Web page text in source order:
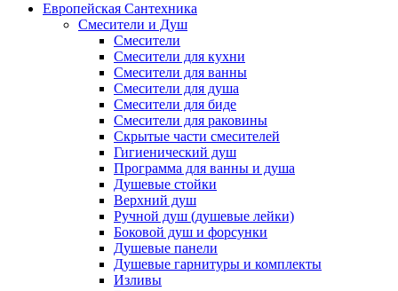
Европейская Сантехника
Смесители и Душ
Смесители
Смесители для кухни
Смесители для ванны
Смесители для душа
Смесители для биде
Смесители для раковины
Скрытые части смесителей
Гигиенический душ
Программа для ванны и душа
Душевые стойки
Верхний душ
Ручной душ (душевые лейки)
Боковой душ и форсунки
Душевые панели
Душевые гарнитуры и комплекты
Изливы